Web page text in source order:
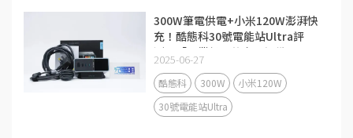
300W筆電供電+小米120W澎湃快
充！酷態科30號電能站Ultra評
測：「畢業級」的充電設備
2025-06-27
酷態科 300W
小米120W
30號電能站Ultra